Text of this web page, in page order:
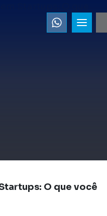
O que você